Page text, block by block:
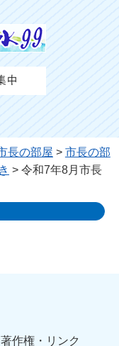
長の部屋 > 市長の部
> 令和7年8月市長
作権・リンク